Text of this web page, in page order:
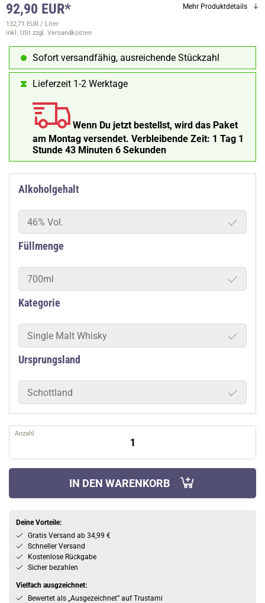
92,90 EUR*
132,71 EUR / Liter
inkl. USt zzgl. Versandkosten
Mehr Produktdetails
Sofort versandfähig, ausreichende Stückzahl
Lieferzeit 1-2 Werktage
Wenn Du jetzt bestellst, wird das Paket
am Montag versendet. Verbleibende Zeit: 1 Tag 1
Stunde 43 Minuten 5 Sekunden
Alkoholgehalt
46% Vol.
Füllmenge
700ml
Kategorie
Single Malt Whisky
Ursprungsland
Schottland
Anzahl
IN DEN WARENKORB
Deine Vorteile:
Gratis Versand ab 34,99 €
Schneller Versand
Kostenlose Rückgabe
Sicher bezahlen
Vielfach ausgzeichnet:
Bewertet als „Ausgezeichnet” auf Trustami